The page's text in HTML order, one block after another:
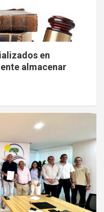
en
almacenar